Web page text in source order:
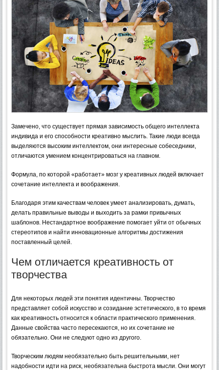
Замечено, что существует прямая зависимость общего интеллекта
индивида и его способности креативно мыслить. Такие люди всегда
выделяются высоким интеллектом, они интересные собеседники,
отличаются умением концентрироваться на главном.
Формула, по которой «работает» мозг у креативных людей включает
сочетание интеллекта и воображения.
Благодаря этим качествам человек умеет анализировать, думать,
делать правильные выводы и выходить за рамки привычных
шаблонов. Нестандартное воображение помогает уйти от обычных
стереотипов и найти инновационные алгоритмы достижения
поставленный целей.
Чем отличается креативность от
творчества
Для некоторых людей эти понятия идентичны. Творчество
представляет собой искусство и созидание эстетического, в то время
как креативность относится к области практического применения.
Данные свойства часто пересекаются, но их сочетание не
обязательно. Они не следуют одно из другого.
Творческим людям необязательно быть решительными, нет
надобности идти на риск, необязательна быстрота мысли. Они могут